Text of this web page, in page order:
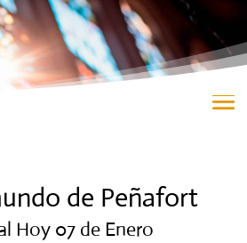
de Peñafort
Hoy 07 de Enero